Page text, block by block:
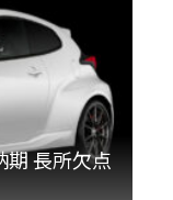
期 長所欠点